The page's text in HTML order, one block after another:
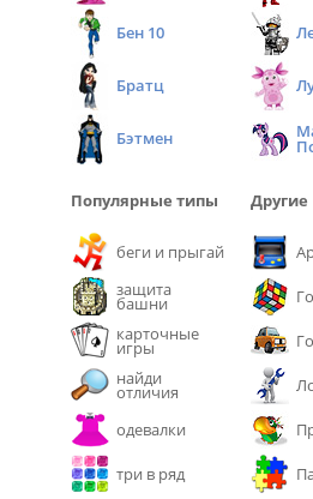
Бен 10
Братц
Бэтмен
Популярные типы
беги и прыгай
защита
башни
карточные
игры
найди
отличия
одевалки
три в ряд